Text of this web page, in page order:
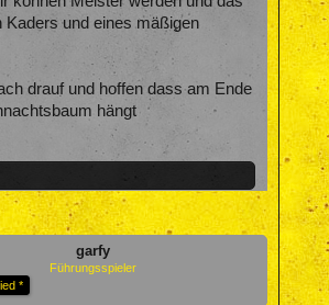
Kaders und eines mäßigen
drauf und hoffen dass am Ende
hängt
garfy
Führungsspieler
*